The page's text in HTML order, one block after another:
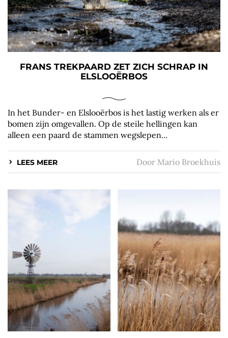
FRANS TREKPAARD ZET ZICH SCHRAP IN
ELSLOOËRBOS
In het Bunder- en Elslooërbos is het lastig werken als er
bomen zijn omgevallen. Op de steile hellingen kan
alleen een paard de stammen wegslepen...
LEES MEER Door Mario Broekhuis